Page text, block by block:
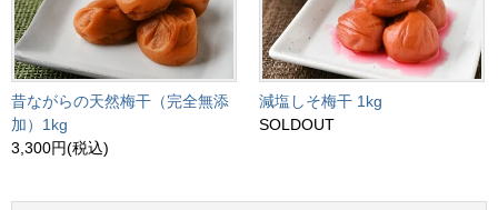
昔ながらの天然梅干（完全無添
加）1kg
3,300円(税込)
減塩しそ梅干 1kg
SOLDOUT